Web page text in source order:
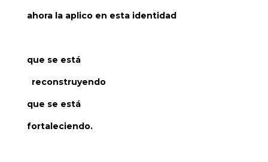
ahora la aplico en esta identidad
que se está
reconstruyendo
que se está
fortaleciendo.